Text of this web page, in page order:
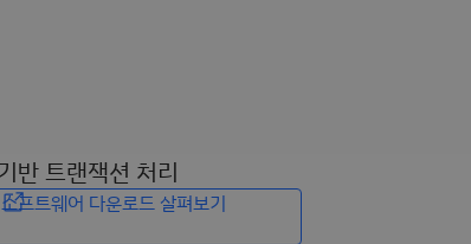
반 트랜잭션 처리
소프트웨어 다운로드 살펴보기